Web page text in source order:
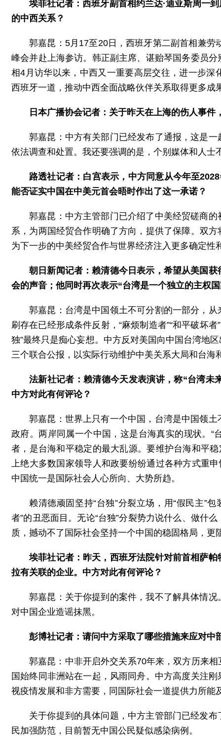
埃菲社记者：西班牙副首相约兰达·迪亚斯周一
的中西关系？
郭嘉昆：5月17至20日，西班牙第二副首相兼
峰会并赴上海参访。韩正副主席、谌贻琴国务委员
相4月访华以来，中西又一重要高层交往，进一步
西班牙一道，推动中西全面战略伙伴关系取得更多成
日本广播协会记者：关于昨天在上海的伤人事
郭嘉昆：中方有关部门已经发布了通报，这是
依法调查和处置。我还要强调的是，个别媒体和人士
路透社记者：白宫表示，中方同意从今年至
能否证实中国在中美元首会晤时作出了这一承诺？
郭嘉昆：中方主管部门已介绍了中美经贸磋商
系，为两国经贸合作明确了方向，提供了保障。双
为下一步的中美经贸合作与世界经济注入更多确定
朝日新闻记者：赖清德今日表示，希望从美国
会的声音；他同时再次表示“台湾是一个独立的主权
郭嘉昆：台湾是中国领土不可分割的一部分，
刷存在已经形成条件反射，“麻烦制造者”“和平破坏
独”最终只是痴心妄想。中方反对美国向中国台湾地
三个联合公报，以实际行动维护中美关系大局和台海
法新社记者：赖清德今天发表演讲，称“台湾未
中方对此有何评论？
郭嘉昆：世界上只有一个中国，台湾是中国领
政府。两岸同属一个中国，这是台海真实的现状。“
者，是台海和平稳定的最大乱源。要维护台海和平
上绝大多数国家领导人和政要纷纷通过各种方式重
中国统一是国际社会人心所向、大势所趋。
赖清德顽固坚持“台独”分裂立场，用“假民主”
者”的丑恶面目。无论“台独”分裂势力说什么、做什
质，撼动不了国际社会坚持一个中国的稳固格局，
埃菲社记者：昨天，西班牙法院针对前首相萨
拉有关联的企业。中方对此有何评论？
郭嘉昆：关于你提到的案件，我不了解具体情
对中国企业造谣抹黑。
彭博社记者：请问中方采取了哪些措施来应对
郭嘉昆：中非开启外交关系70年来，双方历来
国始终同非洲站在一起，风雨同舟。中方高度关注
视疫情发展和非方需要，同国际社会一道提供力所
关于你提到的具体问题，中方主管部门已经发
民加强防范，目前暂无中国公民疑似感染病例。